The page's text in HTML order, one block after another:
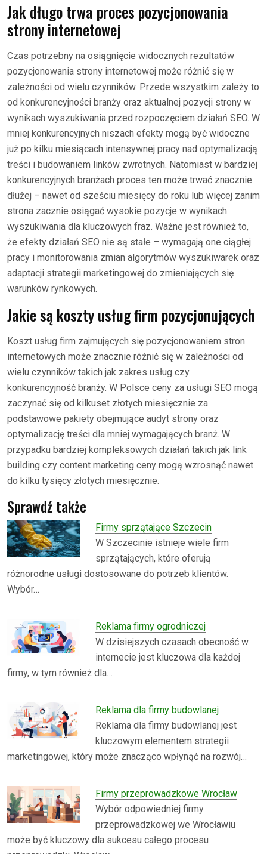
Jak długo trwa proces pozycjonowania
strony internetowej
Czas potrzebny na osiągnięcie widocznych rezultatów
pozycjonowania strony internetowej może różnić się w
zależności od wielu czynników. Przede wszystkim zależy to
od konkurencyjności branży oraz aktualnej pozycji strony w
wynikach wyszukiwania przed rozpoczęciem działań SEO. W
mniej konkurencyjnych niszach efekty mogą być widoczne
już po kilku miesiącach intensywnej pracy nad optymalizacją
treści i budowaniem linków zwrotnych. Natomiast w bardziej
konkurencyjnych branżach proces ten może trwać znacznie
dłużej – nawet od sześciu miesięcy do roku lub więcej zanim
strona zacznie osiągać wysokie pozycje w wynikach
wyszukiwania dla kluczowych fraz. Ważne jest również to,
że efekty działań SEO nie są stałe – wymagają one ciągłej
pracy i monitorowania zmian algorytmów wyszukiwarek oraz
adaptacji strategii marketingowej do zmieniających się
warunków rynkowych.
Jakie są koszty usług firm pozycjonujących
Koszt usług firm zajmujących się pozycjonowaniem stron
internetowych może znacznie różnić się w zależności od
wielu czynników takich jak zakres usług czy
konkurencyjność branży. W Polsce ceny za usługi SEO mogą
zaczynać się od kilkuset złotych miesięcznie za
podstawowe pakiety obejmujące audyt strony oraz
optymalizację treści dla mniej wymagających branż. W
przypadku bardziej kompleksowych działań takich jak link
building czy content marketing ceny mogą wzrosnąć nawet
do kilku tysięcy złotych miesięcznie.
Sprawdź także
Firmy sprzątające Szczecin
W Szczecinie istnieje wiele firm
sprzątających, które oferują
różnorodne usługi dostosowane do potrzeb klientów.
Wybór…
Reklama firmy ogrodniczej
W dzisiejszych czasach obecność w
internecie jest kluczowa dla każdej
firmy, w tym również dla…
Reklama dla firmy budowlanej
Reklama dla firmy budowlanej jest
kluczowym elementem strategii
marketingowej, który może znacząco wpłynąć na rozwój…
Firmy przeprowadzkowe Wrocław
Wybór odpowiedniej firmy
przeprowadzkowej we Wrocławiu
może być kluczowy dla sukcesu całego procesu